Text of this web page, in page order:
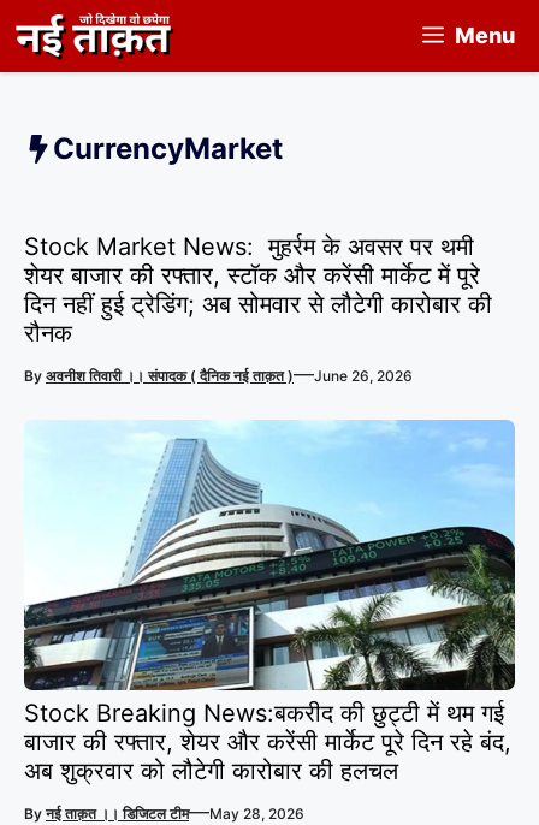
to
content
Menu
CurrencyMarket
Stock Market News: मुहर्रम के अवसर पर थमी
शेयर बाजार की रफ्तार, स्टॉक और करेंसी मार्केट में पूरे
दिन नहीं हुई ट्रेडिंग; अब सोमवार से लौटेगी कारोबार की
रौनक
By अवनीश तिवारी ।। संपादक ( दैनिक नई ताक़त )—June 26, 2026
Stock Breaking News:बकरीद की छुट्टी में थम गई
बाजार की रफ्तार, शेयर और करेंसी मार्केट पूरे दिन रहे बंद,
अब शुक्रवार को लौटेगी कारोबार की हलचल
Byनई ताक़त ।। डिजिटल टीम—May 28, 2026